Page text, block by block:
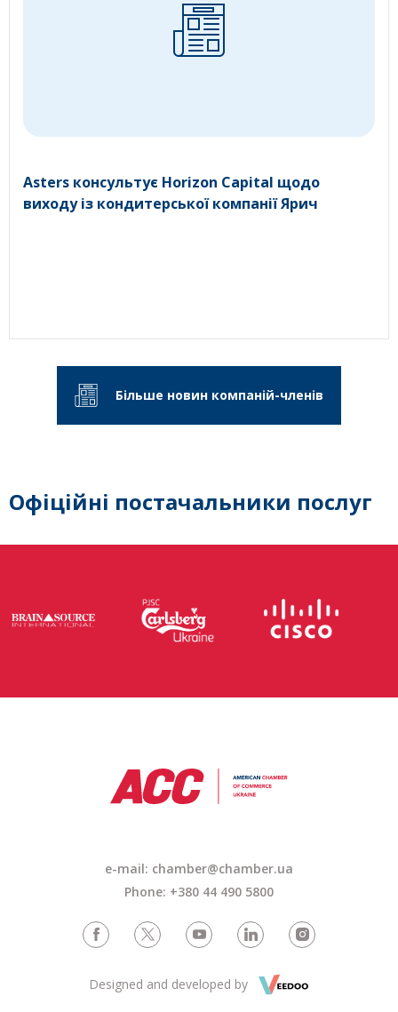
Asters консультує Horizon Capital щодо
виходу із кондитерської компанії Ярич
Більше новин компаній-членів
Офіційні постачальники послуг
e-mail: chamber@chamber.ua
Phone: +380 44 490 5800
Designed and developed by